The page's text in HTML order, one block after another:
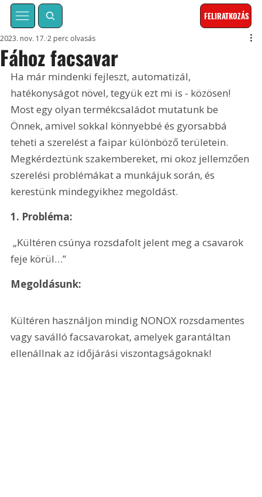
FELIRATKOZÁS
Fához facsavar
2023. nov. 17. 2 perc olvasás
Ha már mindenki fejleszt, automatizál,
hatékonyságot növel, tegyük ezt mi is - közösen!
Most egy olyan termékcsaládot mutatunk be
Önnek, amivel sokkal könnyebbé és gyorsabbá
teheti a szerelést a faipar különböző területein.
Megkérdeztünk szakembereket, mi okoz jellemzően
szerelési problémákat a munkájuk során, és
kerestünk mindegyikhez megoldást.
1. Probléma:
feje körül…”
Megoldásunk:
Kültéren használjon mindig NONOX rozsdamentes
vagy saválló facsavarokat, amelyek garantáltan
ellenállnak az időjárási viszontagságoknak!